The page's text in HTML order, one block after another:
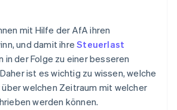
mit Hilfe der AfA ihren
und damit ihreSteuerlast
in der Folge zu einer besseren
ist es wichtig zu wissen, welche
welchen Zeitraum mit welcher
werden können.